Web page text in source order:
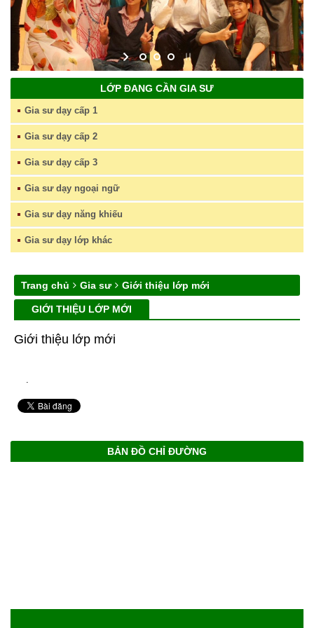
LỚP ĐANG CẦN GIA SƯ
Gia sư dạy cấp 1
Gia sư dạy cấp 2
Gia sư dạy cấp 3
Gia sư dạy ngoại ngữ
Gia sư dạy năng khiếu
Gia sư dạy lớp khác
Trang chủ Gia sư Giới thiệu lớp mới
GIỚI THIỆU LỚP MỚI
Giới thiệu lớp mới
.
BẢN ĐỒ CHỈ ĐƯỜNG